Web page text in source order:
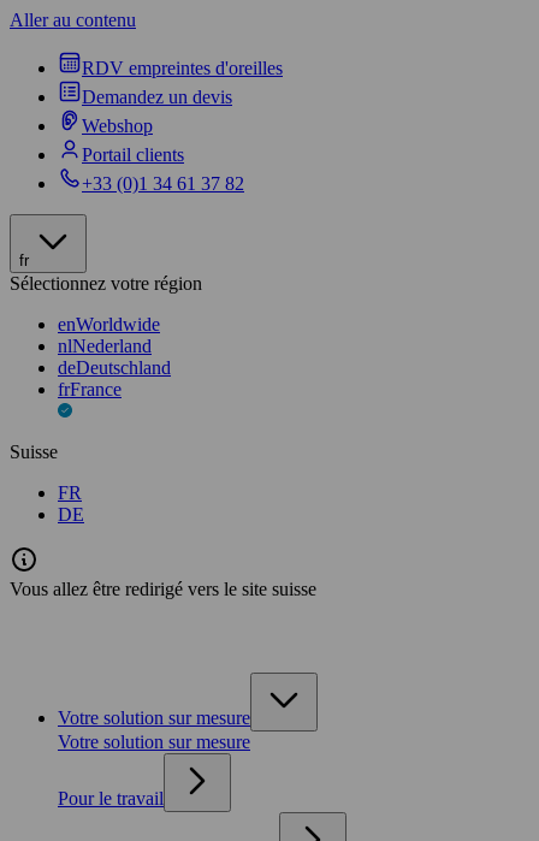
Aller au contenu
RDV empreintes d'oreilles
Demandez un devis
Webshop
Portail clients
+33 (0)1 34 61 37 82
fr
Sélectionnez votre région
enWorldwide
nlNederland
deDeutschland
frFrance
Suisse
FR
DE
Vous allez être redirigé vers le site suisse
Votre solution sur mesure
Votre solution sur mesure
Pour le travail